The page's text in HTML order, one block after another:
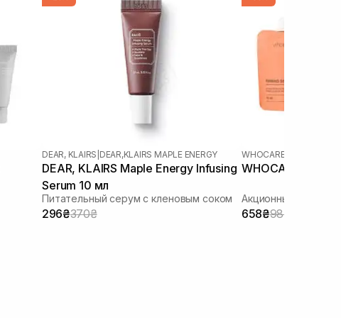
DEAR, KLAIRS DEAR,KLAIRS MAPLE ENERGY
DEAR, KLAIRS Maple Energy Infusing
Serum 10 мл
Питательный серум с кленовым соком
296₴370₴
WHOCARES
WHOCARES
Акционный набор
658₴987₴